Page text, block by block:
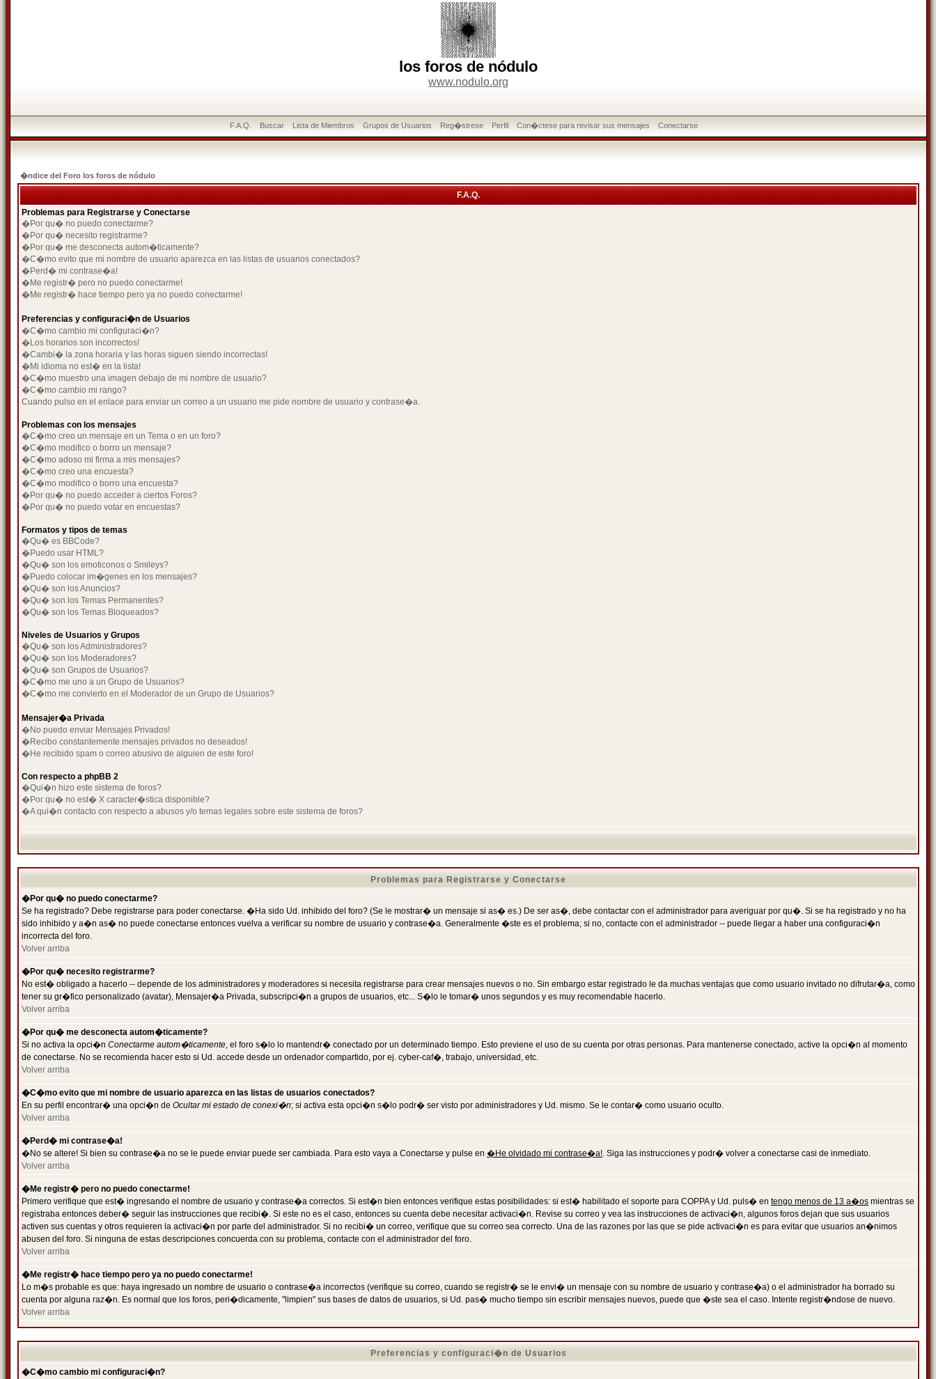
los foros de nódulo
www.nodulo.org
F.A.Q. Buscar Lista de Miembros Grupos de Usuarios Reg�strese Perfil Con�ctese para revisar sus mensajes Conectarse
�ndice del Foro los foros de nódulo
F.A.Q.
Problemas para Registrarse y Conectarse
�Por qu� no puedo conectarme?
�Por qu� necesito registrarme?
�Por qu� me desconecta autom�ticamente?
�C�mo evito que mi nombre de usuario aparezca en las listas de usuarios conectados?
�Perd� mi contrase�a!
�Me registr� pero no puedo conectarme!
�Me registr� hace tiempo pero ya no puedo conectarme!
Preferencias y configuraci�n de Usuarios
�C�mo cambio mi configuraci�n?
�Los horarios son incorrectos!
�Cambi� la zona horaria y las horas siguen siendo incorrectas!
�Mi idioma no est� en la lista!
�C�mo muestro una imagen debajo de mi nombre de usuario?
�C�mo cambio mi rango?
Cuando pulso en el enlace para enviar un correo a un usuario me pide nombre de usuario y contrase�a.
Problemas con los mensajes
�C�mo creo un mensaje en un Tema o en un foro?
�C�mo modifico o borro un mensaje?
�C�mo adoso mi firma a mis mensajes?
�C�mo creo una encuesta?
�C�mo modifico o borro una encuesta?
�Por qu� no puedo acceder a ciertos Foros?
�Por qu� no puedo votar en encuestas?
Formatos y tipos de temas
�Qu� es BBCode?
�Puedo usar HTML?
�Qu� son los emoticonos o Smileys?
�Puedo colocar im�genes en los mensajes?
�Qu� son los Anuncios?
�Qu� son los Temas Permanentes?
�Qu� son los Temas Bloqueados?
Niveles de Usuarios y Grupos
�Qu� son los Administradores?
�Qu� son los Moderadores?
�Qu� son Grupos de Usuarios?
�C�mo me uno a un Grupo de Usuarios?
�C�mo me convierto en el Moderador de un Grupo de Usuarios?
Mensajer�a Privada
�No puedo enviar Mensajes Privados!
�Recibo constantemente mensajes privados no deseados!
�He recibido spam o correo abusivo de alguien de este foro!
Con respecto a phpBB 2
�Qui�n hizo este sistema de foros?
�Por qu� no est� X caracter�stica disponible?
�A qui�n contacto con respecto a abusos y/o temas legales sobre este sistema de foros?
Problemas para Registrarse y Conectarse
�Por qu� no puedo conectarme?
Se ha registrado? Debe registrarse para poder conectarse. �Ha sido Ud. inhibido del foro? (Se le mostrar� un mensaje si as� es.) De ser as�, debe contactar con el administrador para averiguar por qu�. Si se ha registrado y no ha
sido inhibido y a�n as� no puede conectarse entonces vuelva a verificar su nombre de usuario y contrase�a. Generalmente �ste es el problema; si no, contacte con el administrador -- puede llegar a haber una configuraci�n
incorrecta del foro.
Volver arriba
�Por qu� necesito registrarme?
No est� obligado a hacerlo -- depende de los administradores y moderadores si necesita registrarse para crear mensajes nuevos o no. Sin embargo estar registrado le da muchas ventajas que como usuario invitado no difrutar�a, como
tener su gr�fico personalizado (avatar), Mensajer�a Privada, subscripci�n a grupos de usuarios, etc... S�lo le tomar� unos segundos y es muy recomendable hacerlo.
Volver arriba
�Por qu� me desconecta autom�ticamente?
Si no activa la opci�n Conectarme autom�ticamente, el foro s�lo lo mantendr� conectado por un determinado tiempo. Esto previene el uso de su cuenta por otras personas. Para mantenerse conectado, active la opci�n al momento
de conectarse. No se recomienda hacer esto si Ud. accede desde un ordenador compartido, por ej. cyber-caf�, trabajo, universidad, etc.
Volver arriba
�C�mo evito que mi nombre de usuario aparezca en las listas de usuarios conectados?
En su perfil encontrar� una opci�n de Ocultar mi estado de conexi�n; si activa esta opci�n s�lo podr� ser visto por administradores y Ud. mismo. Se le contar� como usuario oculto.
Volver arriba
�Perd� mi contrase�a!
�No se altere! Si bien su contrase�a no se le puede enviar puede ser cambiada. Para esto vaya a Conectarse y pulse en �He olvidado mi contrase�a!. Siga las instrucciones y podr� volver a conectarse casi de inmediato.
Volver arriba
�Me registr� pero no puedo conectarme!
Primero verifique que est� ingresando el nombre de usuario y contrase�a correctos. Si est�n bien entonces verifique estas posibilidades: si est� habilitado el soporte para COPPA y Ud. puls� en tengo menos de 13 a�os mientras se
registraba entonces deber� seguir las instrucciones que recibi�. Si este no es el caso, entonces su cuenta debe necesitar activaci�n. Revise su correo y vea las instrucciones de activaci�n, algunos foros dejan que sus usuarios
activen sus cuentas y otros requieren la activaci�n por parte del administrador. Si no recibi� un correo, verifique que su correo sea correcto. Una de las razones por las que se pide activaci�n es para evitar que usuarios an�nimos
abusen del foro. Si ninguna de estas descripciones concuerda con su problema, contacte con el administrador del foro.
Volver arriba
�Me registr� hace tiempo pero ya no puedo conectarme!
Lo m�s probable es que: haya ingresado un nombre de usuario o contrase�a incorrectos (verifique su correo, cuando se registr� se le envi� un mensaje con su nombre de usuario y contrase�a) o el administrador ha borrado su
cuenta por alguna raz�n. Es normal que los foros, peri�dicamente, "limpien" sus bases de datos de usuarios, si Ud. pas� mucho tiempo sin escribir mensajes nuevos, puede que �ste sea el caso. Intente registr�ndose de nuevo.
Volver arriba
Preferencias y configuraci�n de Usuarios
�C�mo cambio mi configuraci�n?